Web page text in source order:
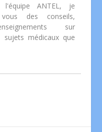
l'équipe ANTEL, je
des conseils,
sur
sujets médicaux que